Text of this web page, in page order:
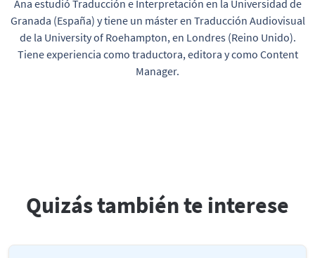
Ana estudió Traducción e Interpretación en la Universidad de
Granada (España) y tiene un máster en Traducción Audiovisual
de la University of Roehampton, en Londres (Reino Unido).
Tiene experiencia como traductora, editora y como Content
Manager.
Quizás también te interese